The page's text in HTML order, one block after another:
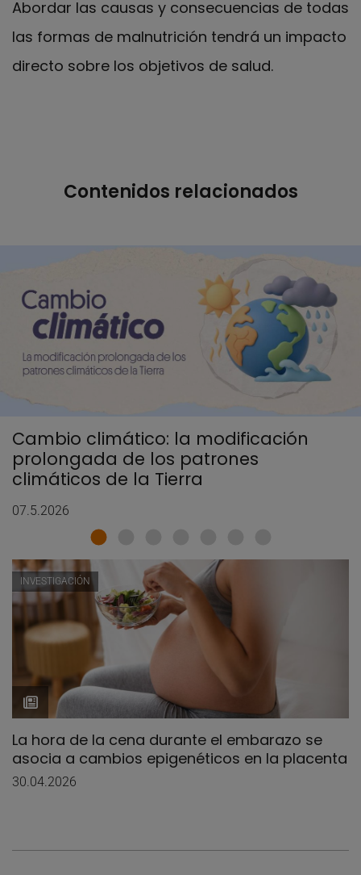
Abordar las causas y consecuencias de todas
las formas de malnutrición tendrá un impacto
directo sobre los objetivos de salud.
Contenidos relacionados
Cambio climático: la modificación
prolongada de los patrones
climáticos de la Tierra
07.5.2026
INVESTIGACIÓN
La hora de la cena durante el embarazo se
asocia a cambios epigenéticos en la placenta
30.04.2026